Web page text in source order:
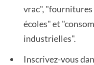
vrac",
écoles" et
industrielles".
Inscrivez-vous